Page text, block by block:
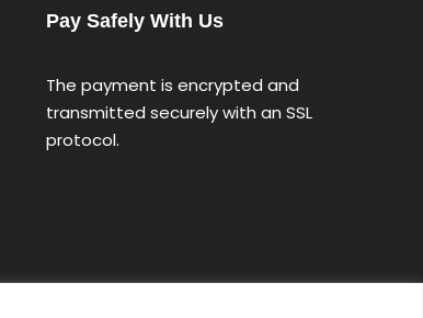
Pay Safely With Us
The payment is encrypted and
transmitted securely with an SSL
protocol.